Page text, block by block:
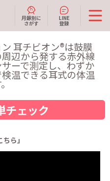
月齢別に
さがす
LINE
登録
耳チビオン®は鼓膜
辺から発する赤外線
ーで測定し、わずか
検温できる耳式の体温
チェック
ら」